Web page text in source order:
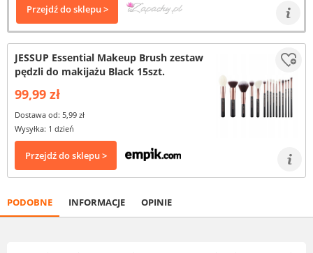
Przejdź do sklepu >
JESSUP Essential Makeup Brush zestaw
pędzli do makijażu Black 15szt.
99,99 zł
Dostawa od: 5,99 zł
Wysyłka: 1 dzień
Przejdź do sklepu >
PODOBNE INFORMACJE OPINIE